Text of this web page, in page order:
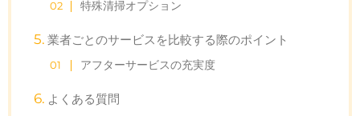
特殊清掃オプション
業者ごとのサービスを比較する際のポイント
アフターサービスの充実度
よくある質問